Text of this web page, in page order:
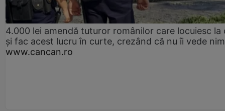
4.000 lei amendă tuturor românilor care locuiesc la
și fac acest lucru în curte, crezând că nu îi vede
www.cancan.ro